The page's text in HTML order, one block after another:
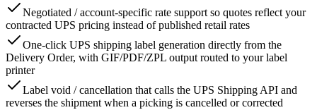
Negotiated / account-specific rate support so quotes reflect your
contracted UPS pricing instead of published retail rates
One-click UPS shipping label generation directly from the
Delivery Order, with GIF/PDF/ZPL output routed to your label
printer
Label void / cancellation that calls the UPS Shipping API and
reverses the shipment when a picking is cancelled or corrected